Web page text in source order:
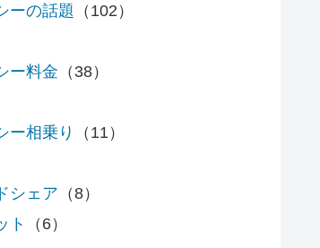
ーの話題 （102）
ー料金 （38）
ー相乗り （11）
シェア （8）
ト
（6）